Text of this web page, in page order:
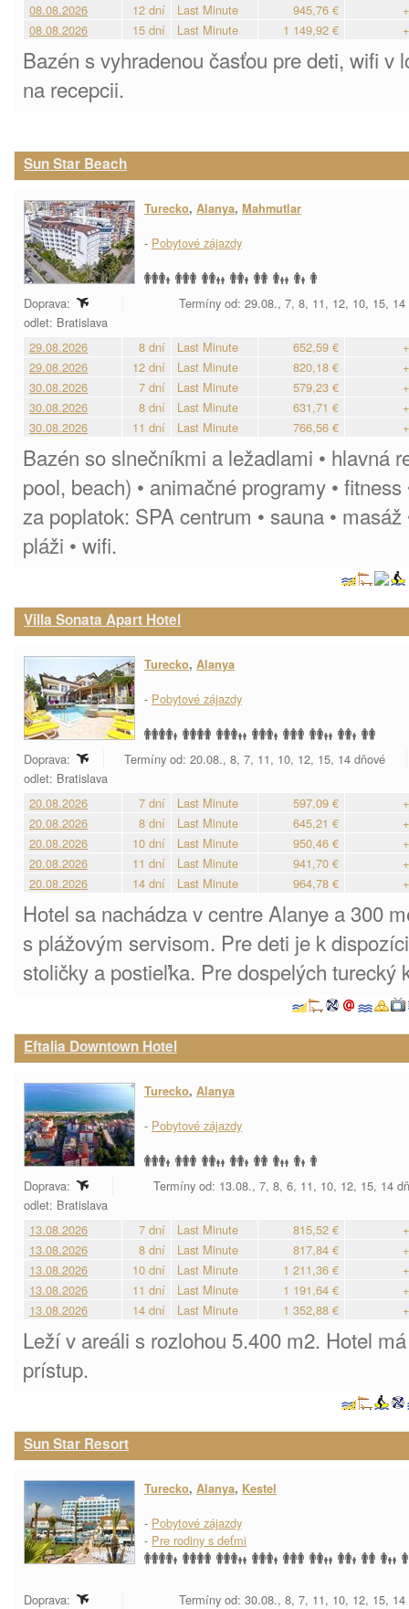
08.08.2026
12 dní Last Minute 945,76 €
08.08.2026
15 dní Last Minute 1 149,92 €
Bazén s vyhradenou časťou pre deti, wifi v
na recepcii.
Sun Star Beach
Turecko, Alanya, Mahmutlar
- Pobytové zájazdy
Doprava:
Termíny od: 29.08., 7, 8, 11, 12, 10, 15, 14
odlet: Bratislava
29.08.2026
8 dní Last Minute 652,59 €
29.08.2026
12 dní Last Minute 820,18 €
30.08.2026
7 dní Last Minute 579,23 €
30.08.2026
8 dní Last Minute 631,71 €
30.08.2026
11 dní Last Minute 766,56 €
Bazén so slnečníkmi a ležadlami • hlavná
pool, beach) • animačné programy •
za poplatok: SPA centrum • sauna •
pláži • wifi.
Villa Sonata Apart Hotel
Turecko, Alanya
- Pobytové zájazdy
Doprava:
Termíny od: 20.08., 8, 7, 11, 10, 12, 15, 14 dňové
odlet: Bratislava
20.08.2026
7 dní Last Minute 597,09 €
20.08.2026
8 dní Last Minute 645,21 €
20.08.2026
10 dní Last Minute 950,46 €
20.08.2026
11 dní Last Minute 941,70 €
20.08.2026
14 dní Last Minute 964,78 €
Hotel sa nachádza v centre Alanye a 300
s plážovým servisom. Pre deti je k
stoličky a postieľka. Pre dospelých turecký
Eftalia Downtown Hotel
Turecko, Alanya
- Pobytové zájazdy
Doprava:
Termíny od: 13.08., 7, 8, 6, 11, 10, 12, 15, 14
odlet: Bratislava
13.08.2026
7 dní Last Minute 815,52 €
13.08.2026
8 dní Last Minute 817,84 €
13.08.2026
10 dní Last Minute 1 211,36 €
13.08.2026
11 dní Last Minute 1 191,64 €
13.08.2026
14 dní Last Minute 1 352,88 €
Leží v areáli s rozlohou 5.400 m2. Hotel
prístup.
Sun Star Resort
Turecko, Alanya, Kestel
- Pobytové zájazdy
- Pre rodiny s deťmi
Doprava: Termíny od: 30.08., 8, 7, 11, 10, 12, 15, 14